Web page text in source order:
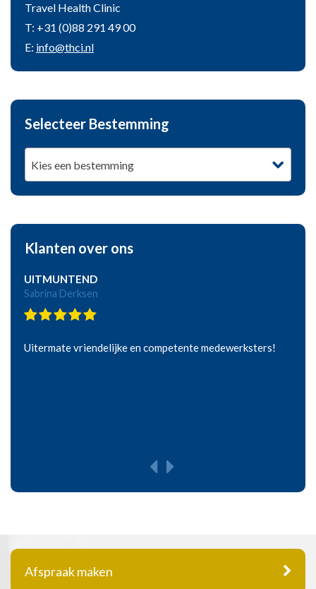
Travel Health Clinic
T: +31 (0)88 291 49 00
E: info@thci.nl
Selecteer Bestemming
Kies een bestemming
Klanten over ons
UITMUNTEND
Sabrina Derksen
Uitermate vriendelijke en competente medewerksters!
Afspraak maken